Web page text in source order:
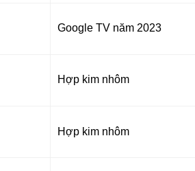
Google TV năm 2023
Hợp kim nhôm
Hợp kim nhôm